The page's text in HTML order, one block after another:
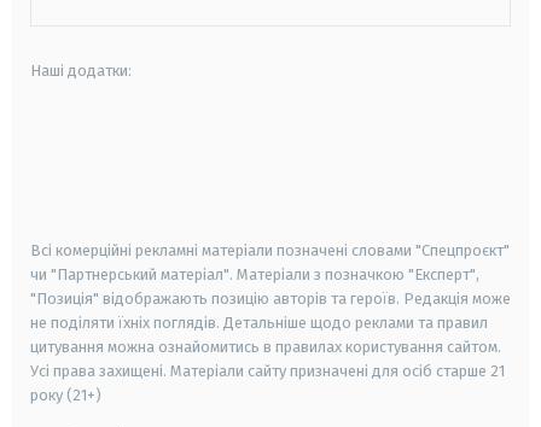
Наші додатки:
Всі комерційні рекламні матеріали позначені словами "Спецпроєкт"
чи "Партнерський матеріал". Матеріали з позначкою "Експерт",
"Позиція" відображають позицію авторів та героїв. Редакція може
не поділяти їхніх поглядів. Детальніше щодо реклами та правил
цитування можна ознайомитись в правилах користування сайтом.
Усі права захищені. Матеріали сайту призначені для осіб старше 21
року (21+)